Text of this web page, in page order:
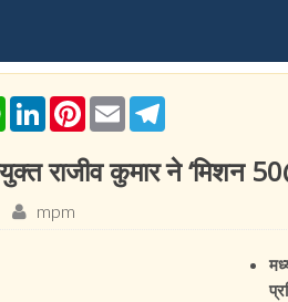
WhatsApp
LinkedInPinterest
Email
राजीव कुमार ने ‘मिशन
mpm